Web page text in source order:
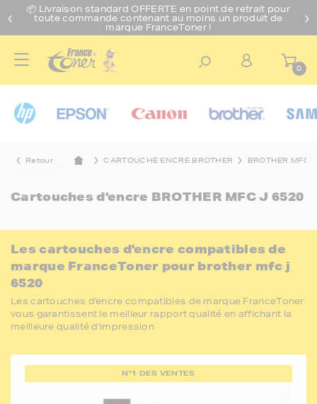
📦 Livraison standard OFFERTE en point de retrait pour
toute commande contenant au moins un produit de
marque FranceToner !
0
Retour CARTOUCHE ENCRE BROTHER BROTHER MFC
Cartouches d'encre BROTHER MFC J 6520
Les cartouches d'encre compatibles de
marque FranceToner pour brother mfc j
6520
Les cartouches d'encre compatibles de marque FranceToner
vous garantissent le meilleur rapport qualité en affichant la
meilleure qualité d'impression
N°1 DES VENTES